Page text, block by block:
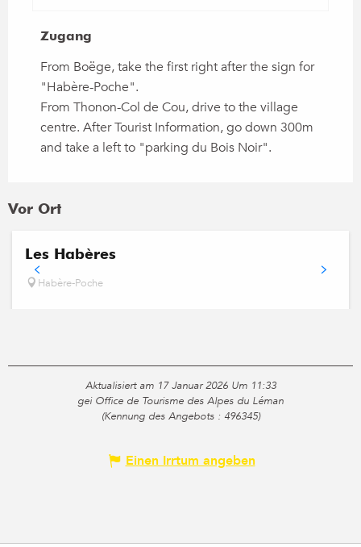
Zugang
Zugang
From Boëge, take the first right after the sign for
"Habère-Poche".
From Thonon-Col de Cou, drive to the village
centre. After Tourist Information, go down 300m
and take a left to "parking du Bois Noir".
Vor Ort
Les Habères
Habère-Poche
Aktualisiert am 17 Januar 2026 Um 11:33
gei Office de Tourisme des Alpes du Léman
(Kennung des Angebots : 496345)
Einen Irrtum angeben